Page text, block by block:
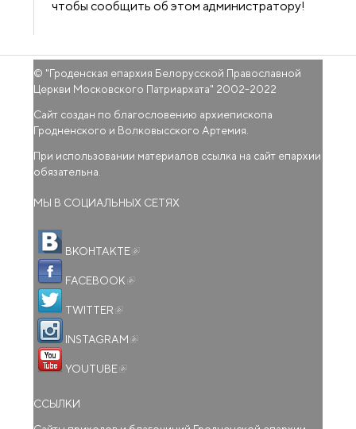
чтобы сообщить об этом администратору!
© "Гроденская епархия Белорусской Православной
Церкви Московского Патриархата" 2002-2022
Сайт создан по благословению архиепископа
Гродненского и Волковысского Артемия.
При использовании материалов ссылка на сайт епархии
обязательна.
МЫ В СОЦИАЛЬНЫХ СЕТЯХ
ВКОНТАКТЕ
FACEBOOK
TWITTER
INSTAGRAM
YOUTUBE
ССЫЛКИ